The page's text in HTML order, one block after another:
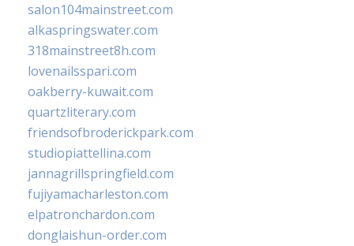
salon104mainstreet.com
alkaspringswater.com
318mainstreet8h.com
lovenailsspari.com
oakberry-kuwait.com
quartzliterary.com
friendsofbroderickpark.com
studiopiattellina.com
jannagrillspringfield.com
fujiyamacharleston.com
elpatronchardon.com
donglaishun-order.com